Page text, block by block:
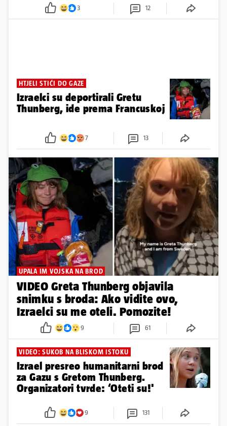
3 12
HTJELI STIĆI DO GAZE
Izraelci su deportirali Gretu
Thunberg, ide prema Francuskoj
7 13
UPALA IM VOJSKA NA BROD
VIDEO Greta Thunberg objavila
snimku s broda: Ako vidite ovo,
Izraelci su me oteli. Pomozite!
9 61
VIDEO: SUKOB NA BLISKOM ISTOKU
Izrael presreo humanitarni brod
za Gazu s Gretom Thunberg.
Organizatori tvrde: ‘Oteti su!'
9 131